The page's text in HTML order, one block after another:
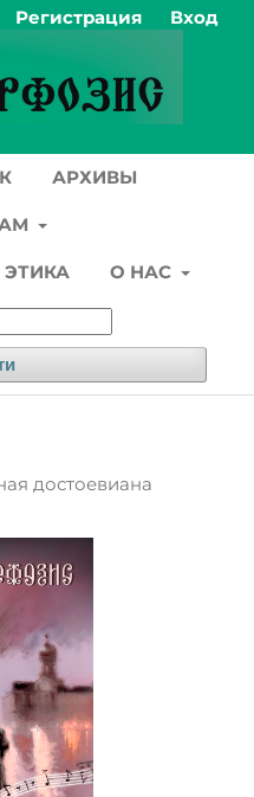
АРХИВЫ
О НАС
Регистрация Вход
достоевиана